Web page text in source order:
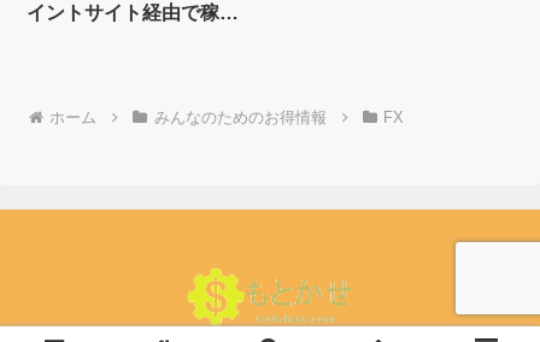
イントサイト経由で稼
ホーム みんなのためのお得情報 FX